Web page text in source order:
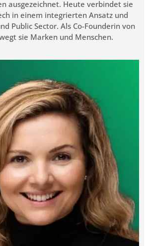
ausgezeichnet. Heute verbindet sie
in einem integrierten Ansatz und
Public Sector. Als Co-Founderin von
sie Marken und Menschen.